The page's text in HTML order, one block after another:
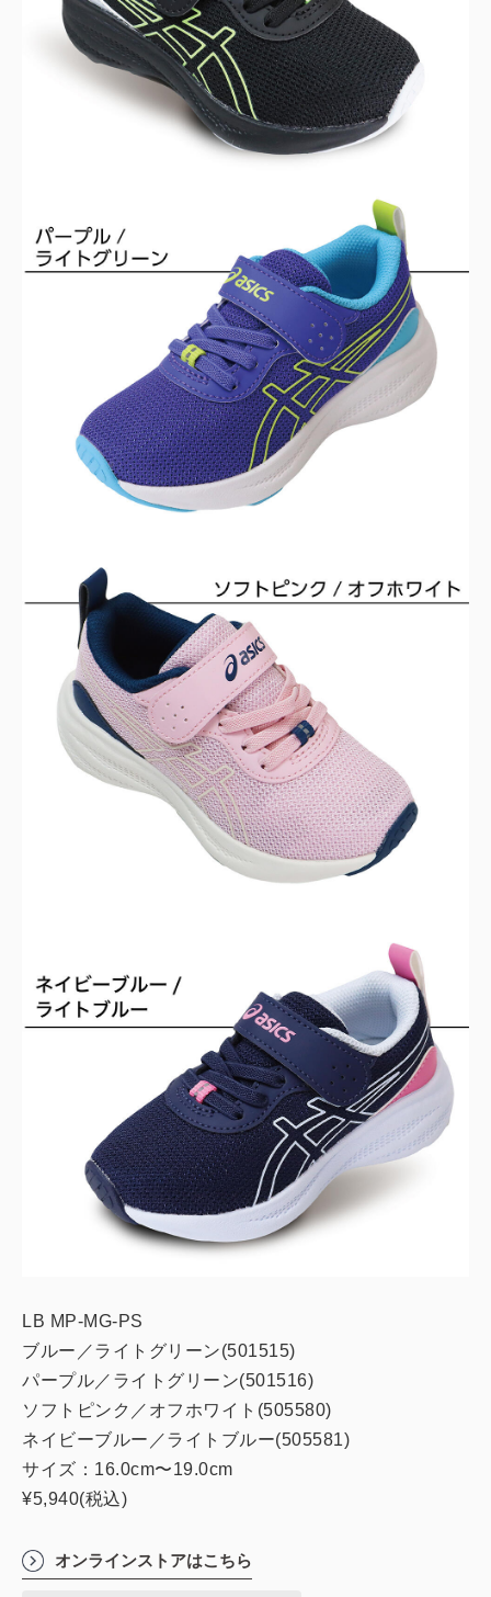
LB MP-MG-PS
ブルー／ライトグリーン(501515)
パープル／ライトグリーン(501516)
ソフトピンク／オフホワイト(505580)
ネイビーブルー／ライトブルー(505581)
サイズ：16.0cm〜19.0cm
¥5,940(税込)
オンラインストアはこちら